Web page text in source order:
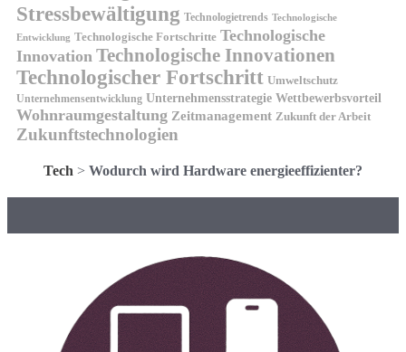
Stressbewältigung Technologietrends Technologische
Entwicklung Technologische Fortschritte Technologische
Innovation Technologische Innovationen
Technologischer Fortschritt Umweltschutz
Unternehmensentwicklung Unternehmensstrategie Wettbewerbsvorteil
Wohnraumgestaltung Zeitmanagement Zukunft der Arbeit
Zukunftstechnologien
Tech > Wodurch wird Hardware energieeffizienter?